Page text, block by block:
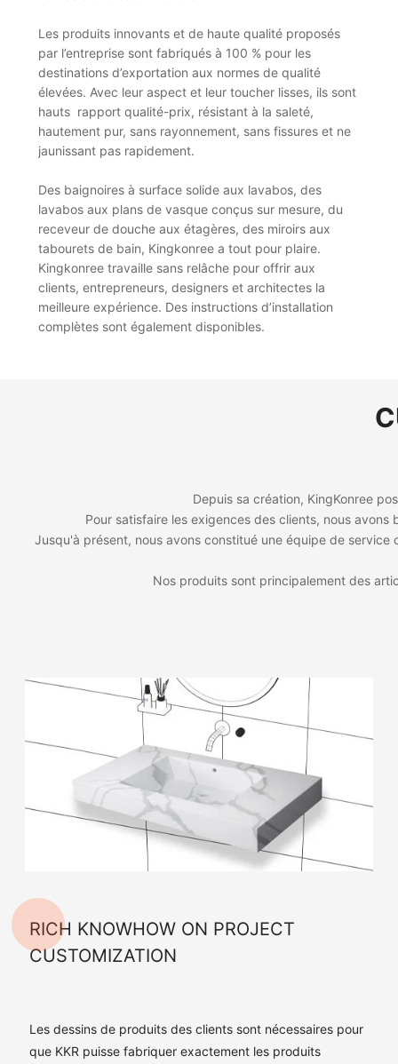
Les produits innovants et de haute qualité proposés
par l’entreprise sont fabriqués à 100 % pour les
destinations d’exportation aux normes de qualité
élevées. Avec leur aspect et leur toucher lisses, ils sont
hauts rapport qualité-prix, résistant à la saleté,
hautement pur, sans rayonnement, sans fissures et ne
jaunissant pas rapidement.
Des baignoires à surface solide aux lavabos, des
lavabos aux plans de vasque conçus sur mesure, du
receveur de douche aux étagères, des miroirs aux
tabourets de bain, Kingkonree a tout pour plaire.
Kingkonree travaille sans relâche pour offrir aux
clients, entrepreneurs, designers et architectes la
meilleure expérience. Des instructions d’installation
complètes sont également disponibles.
Depuis sa création, KingKonree
Pour satisfaire les exigences des clients, nous
Jusqu'à présent, nous avons constitué une équipe de
Nos produits sont principalement des
RICH KNOWHOW ON PROJECT
CUSTOMIZATION
Les dessins de produits des clients sont nécessaires pour
que KKR puisse fabriquer exactement les produits